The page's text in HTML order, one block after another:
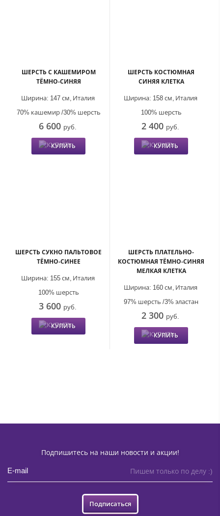
ШЕРСТЬ С КАШЕМИРОМ
ТЁМНО-СИНЯЯ
Италия
Ширина: 147 см,
70% кашемир /30% шерсть
6 600 руб.
КУПИТЬ
ШЕРСТЬ КОСТЮМНАЯ
СИНЯЯ КЛЕТКА
Италия
Ширина: 158 см,
100% шерсть
2 400 руб.
КУПИТЬ
ШЕРСТЬ СУКНО ПАЛЬТОВОЕ
ТЁМНО-СИНЕЕ
Италия
Ширина: 155 см,
100% шерсть
3 600 руб.
КУПИТЬ
ШЕРСТЬ ПЛАТЕЛЬНО-
КОСТЮМНАЯ ТЁМНО-СИНЯЯ
МЕЛКАЯ КЛЕТКА
Италия
Ширина: 160 см,
97% шерсть /3% эластан
2 300 руб.
КУПИТЬ
Подпишитесь на наши новости и акции!
Пишем только по делу :)
Подписаться